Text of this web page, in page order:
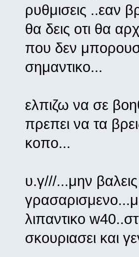
ρυθμισεις ..εαν
θα δεις οτι θα
που δεν
σημαντικο...
ελπιζω να σε
πρεπει να τα
κοπο...
υ.γ///...μην
λιπαντικο
σκουριασει και